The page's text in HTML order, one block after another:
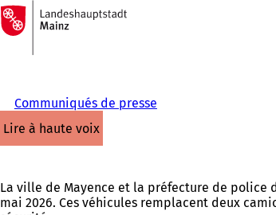
Accéder au contenu
Vers
la
page
d'accueil
Communiqués de presse
lire à haute voix
La ville de Mayence et la préfecture de police
mai 2026. Ces véhicules remplacent deux